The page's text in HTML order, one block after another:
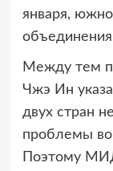
января,
Между тем
Чжэ Ин
двух стран
проблемы
Поэтому